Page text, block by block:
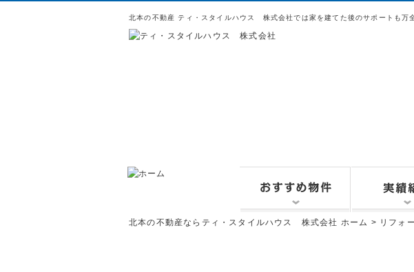
北本の不動産 ティ・スタイルハウス 株式会社では家を建てた後のサポートも万
北本の不動産ならティ・スタイルハウス 株式会社 ホーム > リフォ